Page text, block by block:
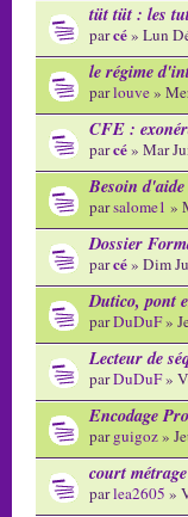
tüt tüt : les
parcé» Lun
le régime
parlouve»
CFE :
parcé» Mar
Besoin
parsalome1 »
Dossier
parcé» Dim
Dutico, pont
parDuDuF»
Lecteur de
parDuDuF»
Encodage
parguigoz»
court
parlea2605 »